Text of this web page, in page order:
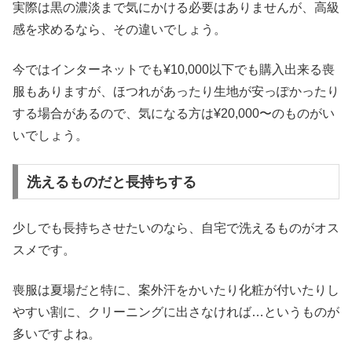
実際は黒の濃淡まで気にかける必要はありませんが、高級
感を求めるなら、その違いでしょう。
今ではインターネットでも¥10,000以下でも購入出来る喪
服もありますが、ほつれがあったり生地が安っぽかったり
する場合があるので、気になる方は¥20,000〜のものがい
いでしょう。
洗えるものだと長持ちする
少しでも長持ちさせたいのなら、自宅で洗えるものがオス
スメです。
喪服は夏場だと特に、案外汗をかいたり化粧が付いたりし
やすい割に、クリーニングに出さなければ…というものが
多いですよね。